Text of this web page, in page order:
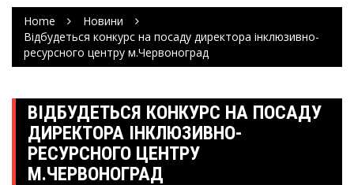
Home
Новини
Відбудеться конкурс на посаду директора інклюзивно-
ресурсного центру м.Червоноград
ВІДБУДЕТЬСЯ КОНКУРС НА ПОСАДУ
ДИРЕКТОРА ІНКЛЮЗИВНО-
РЕСУРСНОГО ЦЕНТРУ
М.ЧЕРВОНОГРАД